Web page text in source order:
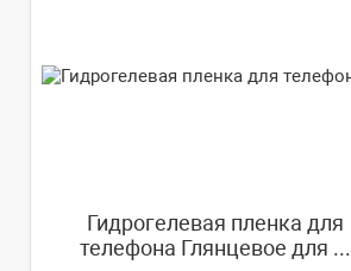
Гидрогелевая пленка для
телефона Глянцевое для ...